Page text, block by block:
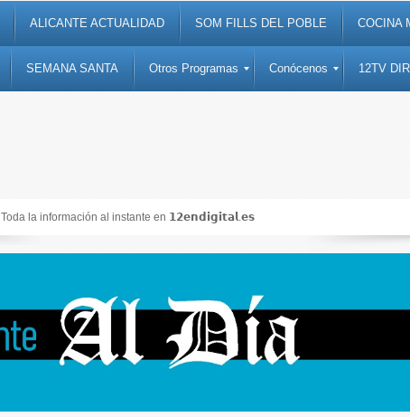
ALICANTE ACTUALIDAD SOM FILLS DEL POBLE COCINA
SEMANA SANTA Otros Programas Conócenos 12TV
Toda la información al instante en 𝟭𝟮𝗲𝗻𝗱𝗶𝗴𝗶𝘁𝗮𝗹.𝗲𝘀